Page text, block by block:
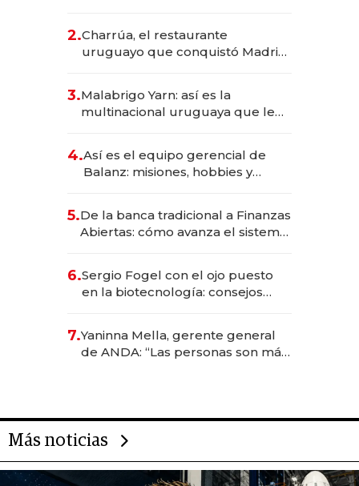
millones
2.Charrúa, el restaurante
uruguayo que conquistó Madrid:
anticipación y prepara apertura
3.Malabrigo Yarn: así es la
multinacional uruguaya que le
4.Así es el equipo gerencial de
Balanz: misiones, hobbies y
5.De la banca tradicional a Finanzas
Abiertas: cómo avanza el sistema
6.Sergio Fogel con el ojo puesto
en la biotecnología: consejos
rol de la IA
7.Yaninna Mella, gerente general
de ANDA: “Las personas son más
Más noticias